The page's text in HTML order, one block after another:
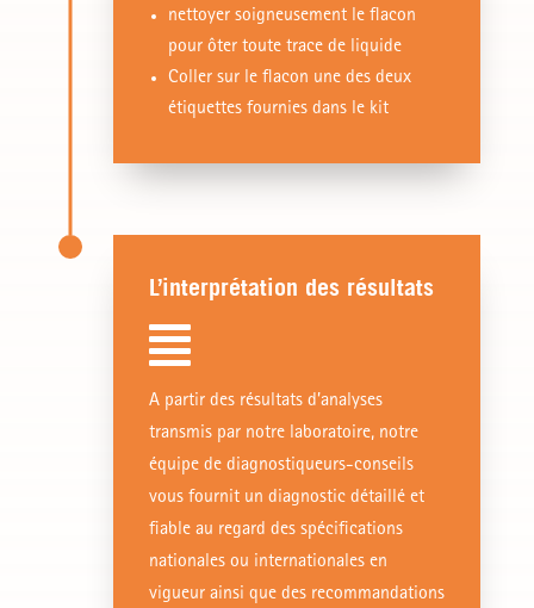
nettoyer soigneusement le flacon
pour ôter toute trace de liquide
Coller sur le flacon une des deux
étiquettes fournies dans le kit
L’interprétation des résultats

A partir des résultats d’analyses
transmis par notre laboratoire, notre
équipe de diagnostiqueurs-conseils
vous fournit un diagnostic détaillé et
fiable au regard des spécifications
nationales ou internationales en
vigueur ainsi que des recommandations